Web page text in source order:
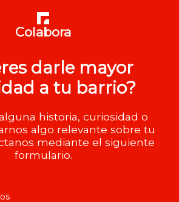
Colabora
darle mayor
a tu barrio?
historia, curiosidad o
algo relevante sobre tu
mediante el siguiente
formulario.